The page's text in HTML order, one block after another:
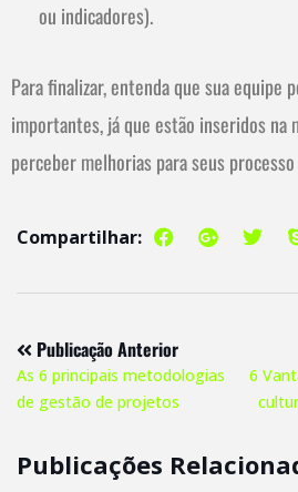
ou indicadores).
Para finalizar, entenda que sua equipe
importantes, já que estão inseridos na
perceber melhorias para seus processo
Compartilhar:
Publicação Anterior
As 6 principais metodologias
de gestão de projetos
6
Publicações